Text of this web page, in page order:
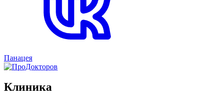
Панацея
Клиника